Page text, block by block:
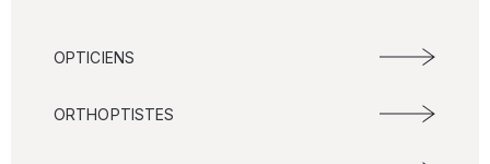
OPTICIENS
ORTHOPTISTES